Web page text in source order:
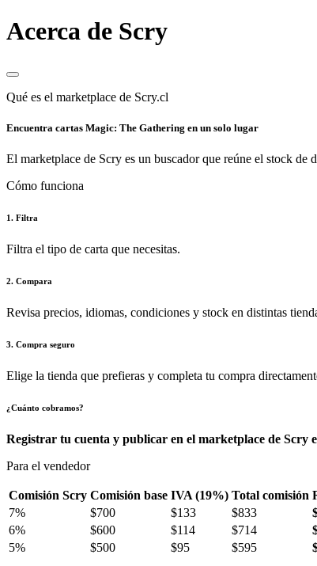
Acerca de Scry
Qué es el marketplace de Scry.cl
Encuentra cartas Magic: The Gathering en un solo lugar
El marketplace de Scry es un buscador que reúne el stock
Cómo funciona
1. Filtra
Filtra el tipo de carta que necesitas.
2. Compara
Revisa precios, idiomas, condiciones y stock en distintas
3. Compra seguro
Elige la tienda que prefieras y completa tu compra
¿Cuánto cobramos?
Registrar tu cuenta y publicar en el marketplace de Scry
Para el vendedor
Comisión Scry Comisión base IVA (19%) Total comisión
7%
$700 $133 $833
6%
$600 $114 $714
5%
$500 $95 $595